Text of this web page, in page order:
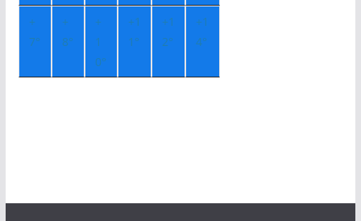
+
7°
+
8°
+
1
0°
+1
1°
+1
2°
+1
4°